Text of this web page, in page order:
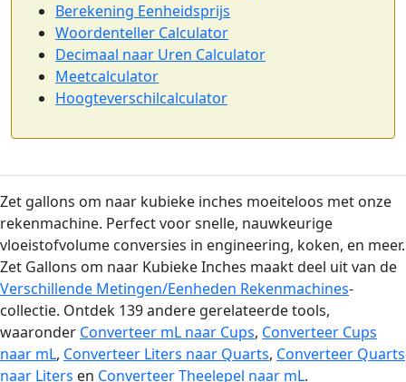
Berekening Eenheidsprijs
Woordenteller Calculator
Decimaal naar Uren Calculator
Meetcalculator
Hoogteverschilcalculator
Zet gallons om naar kubieke inches moeiteloos met onze
rekenmachine. Perfect voor snelle, nauwkeurige
vloeistofvolume conversies in engineering, koken, en meer.
Zet Gallons om naar Kubieke Inches maakt deel uit van de
Verschillende Metingen/Eenheden Rekenmachines-
collectie. Ontdek 139 andere gerelateerde tools,
waaronder Converteer mL naar Cups, Converteer Cups
naar mL, Converteer Liters naar Quarts, Converteer Quarts
naar Liters en Converteer Theelepel naar mL.